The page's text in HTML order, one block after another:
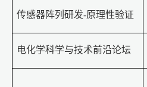
传感器阵列研发-原理性验证
电化学科学与技术前沿论坛